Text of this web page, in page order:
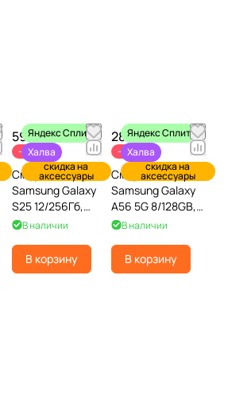
Яндекс Сплит
Халва
скидка на
аксессуары
59 990 ₽95 490 ₽
-37%
Смартфон
Samsung Galaxy
S25 12/256Гб,
Черный
В наличии
В корзину
Яндекс Сплит
Халва
скидка на
аксессуары
28 990 ₽47 385 ₽
-39%
Смартфон
Samsung Galaxy
A56 5G 8/128GB,
черный
В наличии
В корзину